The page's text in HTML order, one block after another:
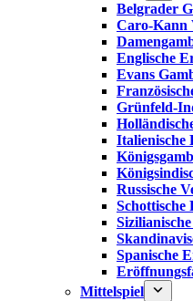
Belgrader
Caro-Kann
Englische
Evans
Grünfeld-
Italienische
Russische
Schottische
Spanische
Mittelspiel